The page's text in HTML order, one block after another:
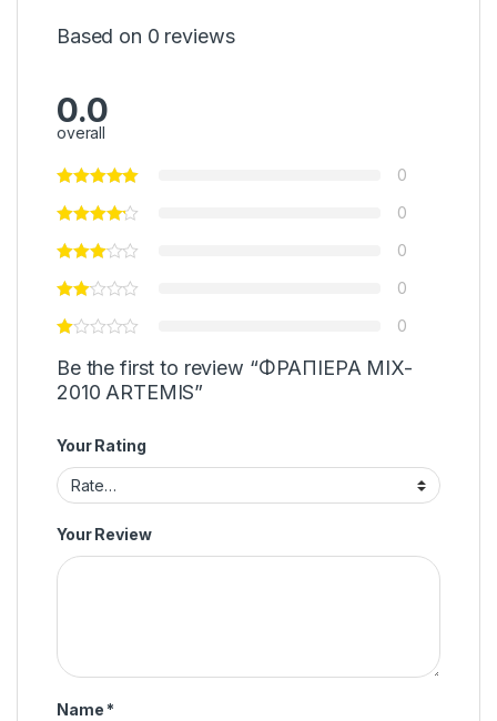
Based on 0 reviews
0.0
overall
0
0
0
0
0
Be the first to review “ΦΡΑΠΙΕΡΑ MIX-
2010 ARTEMIS”
Your Rating
Your Review
Name *